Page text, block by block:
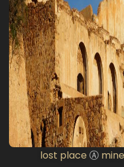
lost place Ⓐ mine